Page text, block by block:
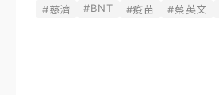
#慈濟 #BNT #疫苗 #蔡英文